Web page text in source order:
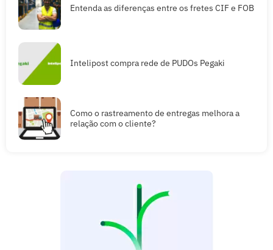
Entenda as diferenças entre os fretes CIF e FOB
Intelipost compra rede de PUDOs Pegaki
Como o rastreamento de entregas melhora a
relação com o cliente?